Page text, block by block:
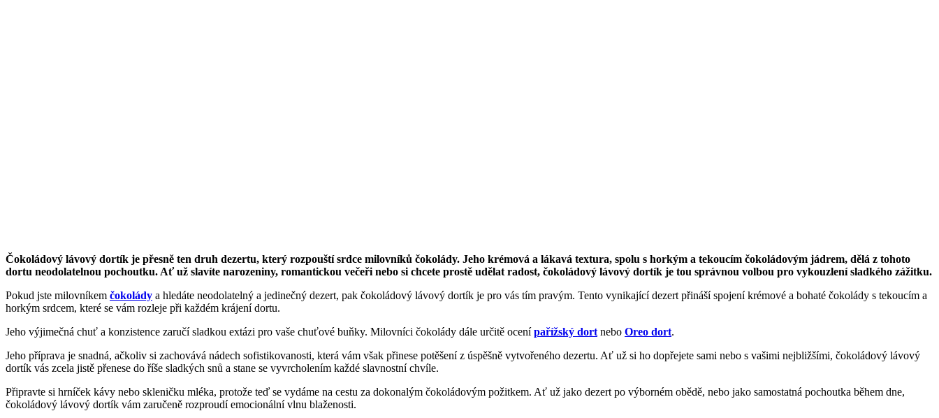
Čokoládový lávový dortík je přesně ten druh dezertu, který rozpouští srdce milovníků čokolády. Jeho krémová a lákavá textura, spolu s horkým a tekoucím čokoládovým jádrem, dělá z tohoto
dortu neodolatelnou pochoutku. Ať už slavíte narozeniny, romantickou večeři nebo si chcete prostě udělat radost, čokoládový lávový dortík je tou správnou volbou pro vykouzlení sladkého zážitku.
Pokud jste milovníkem čokolády a hledáte neodolatelný a jedinečný dezert, pak čokoládový lávový dortík je pro vás tím pravým. Tento vynikající dezert přináší spojení krémové a bohaté čokolády s tekoucím a
horkým srdcem, které se vám rozleje při každém krájení dortu.
Jeho výjimečná chuť a konzistence zaručí sladkou extázi pro vaše chuťové buňky. Milovníci čokolády dále určitě ocenípařížský dort nebo Oreo dort.
Jeho příprava je snadná, ačkoliv si zachovává nádech sofistikovanosti, která vám však přinese potěšení z úspěšně vytvořeného dezertu. Ať už si ho dopřejete sami nebo s vašimi nejbližšími, čokoládový lávový
dortík vás zcela jistě přenese do říše sladkých snů a stane se vyvrcholením každé slavnostní chvíle.
Připravte si hrníček kávy nebo skleničku mléka, protože teď se vydáme na cestu za dokonalým čokoládovým požitkem. Ať už jako dezert po výborném obědě, nebo jako samostatná pochoutka během dne,
čokoládový lávový dortík vám zaručeně rozproudí emocionální vlnu blaženosti.